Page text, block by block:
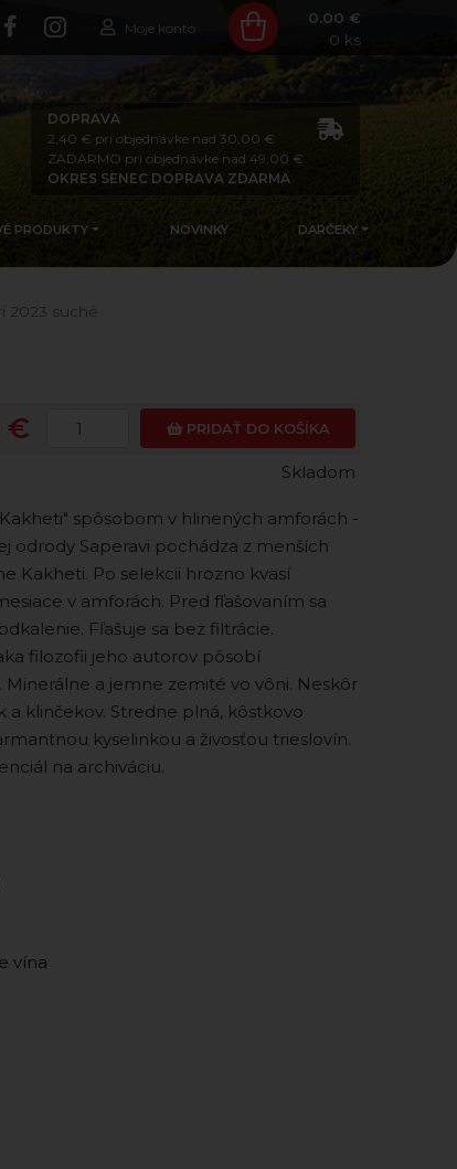
Moje konto
0.00 €
0 ks
DOPRAVA
2,40 € pri objednávke nad 30,00 €
ZADARMO pri objednávke nad 49,00 €
OKRES SENEC DOPRAVA ZDARMA
PRODUKTY NOVINKY DARČEKY
2023 suché
€ PRIDAŤ DO KOŠÍKA
Skladom
spôsobom v hlinených amforách -
odrody Saperavi pochádza z menších
Kakheti. Po selekcii hrozno kvasí
v amforách. Pred fľašovaním sa
Fľašuje sa bez filtrácie.
filozofii jeho autorov pôsobí
Minerálne a jemne zemité vo vôni. Neskôr
a klinčekov. Stredne plná, kôstkovo
kyselinkou a živosťou trieslovín.
na archiváciu.
vína